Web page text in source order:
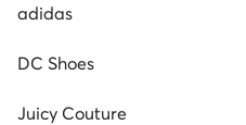
adidas
DC Shoes
Juicy Couture